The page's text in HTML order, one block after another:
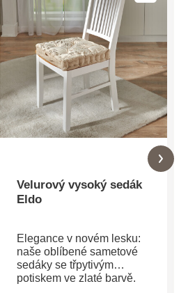
Velurový vysoký sedák
Eldo
Elegance v novém lesku:
naše oblíbené sametové
sedáky se třpytivým
potiskem ve zlaté barvě.